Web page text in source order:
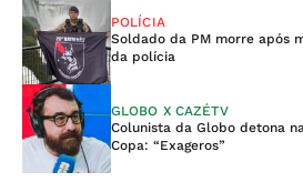
POLÍCIA
Soldado da PM morre após
da polícia
GLOBO X CAZÉTV
Colunista da Globo detona
Copa: “Exageros”